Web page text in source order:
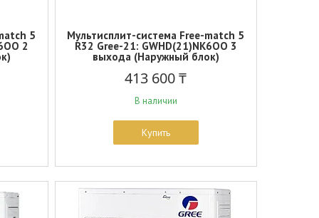
5
2
Мультисплит-система Free-match 5
R32 Gree-21: GWHD(21)NK6OO 3
выхода (Наружный блок)
413 600 ₸
В наличии
Купить